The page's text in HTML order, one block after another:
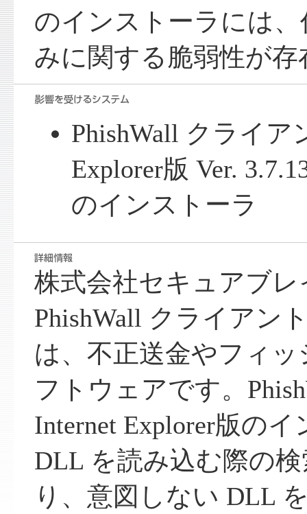
のインストーラには
みに関する脆弱性が存
PhishWall クライア
Explorer版 Ver.
のインストーラ
株式会社セキュアブ
PhishWall クライアン
は、不正送金やフィ
フトウェアです。
Internet Explorer版の
DLL を読み込む際の
り、意図しない DLL